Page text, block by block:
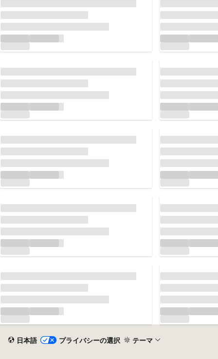
読み込んでいます... 読み込んでいま
読み込んでいます... 読み込んでいま
読み込んでいます... 読み込んでいま
読み込んでいます... 読み込んでいま
読み込んでいます... 読み込んでいま
日本語 プライバシーの選択 テーマ